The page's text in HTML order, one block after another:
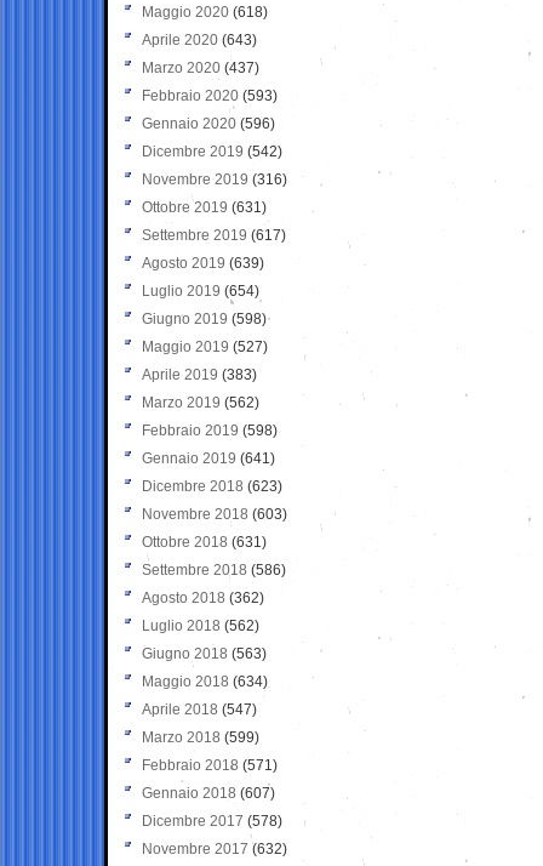
Maggio 2020 (618)
Aprile 2020 (643)
Marzo 2020 (437)
Febbraio 2020 (593)
Gennaio 2020 (596)
Dicembre 2019 (542)
Novembre 2019 (316)
Ottobre 2019 (631)
Settembre 2019 (617)
Agosto 2019 (639)
Luglio 2019 (654)
Giugno 2019 (598)
Maggio 2019 (527)
Aprile 2019 (383)
Marzo 2019 (562)
Febbraio 2019 (598)
Gennaio 2019 (641)
Dicembre 2018 (623)
Novembre 2018 (603)
Ottobre 2018 (631)
Settembre 2018 (586)
Agosto 2018 (362)
Luglio 2018 (562)
Giugno 2018 (563)
Maggio 2018 (634)
Aprile 2018 (547)
Marzo 2018 (599)
Febbraio 2018 (571)
Gennaio 2018 (607)
Dicembre 2017 (578)
Novembre 2017 (632)